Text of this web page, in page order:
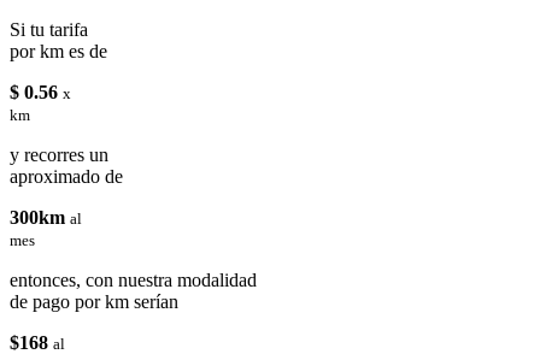
Si tu tarifa
por km es de
$ 0.56 x
km
y recorres un
aproximado de
300km al
mes
entonces, con nuestra modalidad
de pago por km serían
$168 al